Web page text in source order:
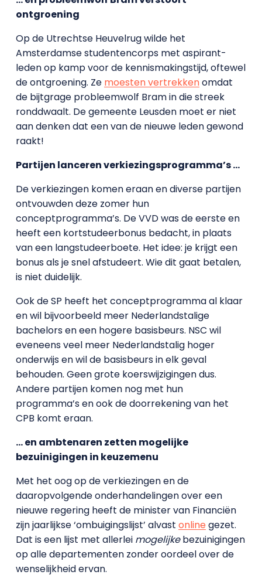
ontgroening
Op de Utrechtse Heuvelrug wilde het
Amsterdamse studentencorps met aspirant-
leden op kamp voor de kennismakingstijd, oftewel
de ontgroening. Ze moesten vertrekkenomdat
de bijtgrage probleemwolf Bram in die streek
ronddwaalt. De gemeente Leusden moet er niet
aan denken dat een van de nieuwe leden gewond
raakt!
Partijen lanceren verkiezingsprogramma’s …
De verkiezingen komen eraan en diverse partijen
ontvouwden deze zomer hun
conceptprogramma’s. De VVD was de eerste en
heeft een kortstudeerbonus bedacht, in plaats
van een langstudeerboete. Het idee: je krijgt een
bonus als je snel afstudeert. Wie dit gaat betalen,
is niet duidelijk.
Ook de SP heeft het conceptprogramma al klaar
en wil bijvoorbeeld meer Nederlandstalige
bachelors en een hogere basisbeurs. NSC wil
eveneens veel meer Nederlandstalig hoger
onderwijs en wil de basisbeurs in elk geval
behouden. Geen grote koerswijzigingen dus.
Andere partijen komen nog met hun
programma’s en ook de doorrekening van het
CPB komt eraan.
… en ambtenaren zetten mogelijke
bezuinigingen in keuzemenu
Met het oog op de verkiezingen en de
daaropvolgende onderhandelingen over een
nieuwe regering heeft de minister van Financiën
zijn jaarlijkse ‘ombuigingslijst’ alvast onlinegezet.
Dat is een lijst met allerlei mogelijkebezuinigingen
op alle departementen zonder oordeel over de
wenselijkheid ervan.